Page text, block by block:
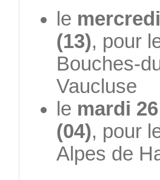
le
(13), pour
Bouches-
Vaucluse
le mardi
(04), pour
Alpes de